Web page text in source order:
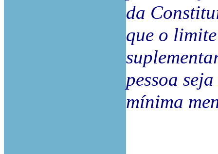
da
que o
pessoa
mínima